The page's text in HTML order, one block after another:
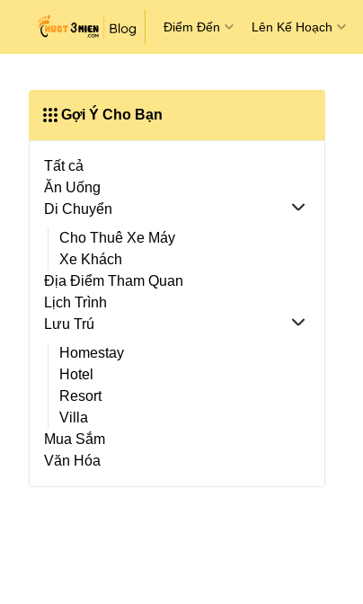
Điểm Đến Lên Kế Hoạch
Gợi Ý Cho Bạn
Tất cả
Ăn Uống
Di Chuyển
Cho Thuê Xe Máy
Xe Khách
Địa Điểm Tham Quan
Lịch Trình
Lưu Trú
Homestay
Hotel
Resort
Villa
Mua Sắm
Văn Hóa